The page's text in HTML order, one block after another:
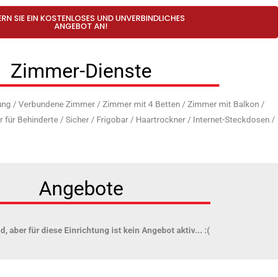
SIE EIN KOSTENLOSES UND UNVERBINDLICHES
ANGEBOT AN!
Zimmer-Dienste
/ Verbundene Zimmer / Zimmer mit 4 Betten / Zimmer mit Balkon /
für Behinderte / Sicher / Frigobar / Haartrockner / Internet-Steckdosen /
Angebote
aber für diese Einrichtung ist kein Angebot aktiv... :(